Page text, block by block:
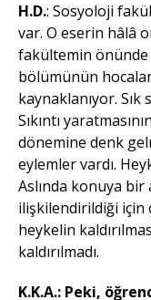
H.D.: Sosyoloji
var. O eserin hâlâ
fakültemin önünde
bölümünün
kaynaklanıyor. Sık
Sıkıntı
dönemine denk
eylemler vardı.
Aslında konuya
ilişkilendirildiği için
heykelin
kaldırılmadı.
K.K.A.: Peki,